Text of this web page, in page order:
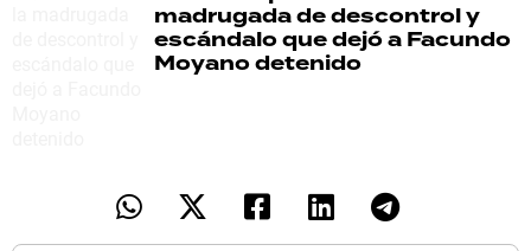
madrugada de descontrol y
escándalo que dejó a Facundo
Moyano detenido